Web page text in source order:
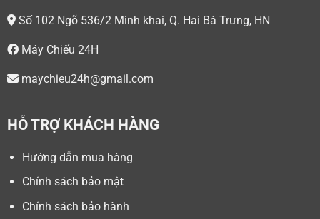
Số 102 Ngõ 536/2 Minh khai, Q. Hai Bà Trưng, HN
Máy Chiếu 24H
maychieu24h@gmail.com
HỖ TRỢ KHÁCH HÀNG
Hướng dẫn mua hàng
Chính sách bảo mật
Chính sách bảo hành